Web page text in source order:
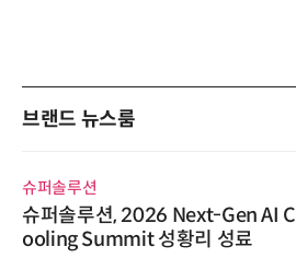
브랜드 뉴스룸
슈퍼솔루션
슈퍼솔루션, 2026 Next-Gen AI C
ooling Summit 성황리 성료